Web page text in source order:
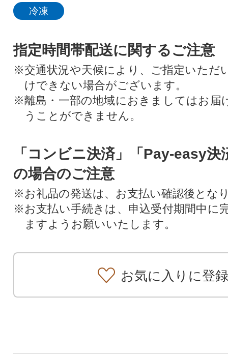
冷凍
指定時間帯配送に関するご注意
※交通状況や天候により、ご指定いただ
けできない場合がございます。
※離島・一部の地域におきましてはお届
うことができません。
「コンビニ決済」「Pay-easy決
の場合のご注意
※お礼品の発送は、お支払い確認後とな
※お支払い手続きは、申込受付期間中に
ますようお願いいたします。
お気に入りに登録